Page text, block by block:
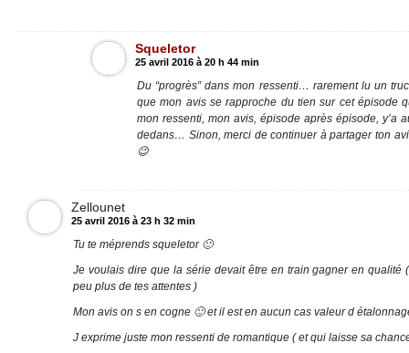
Squeletor
25 avril 2016 à 20 h 44 min
Du “progrès” dans mon ressenti… rarement lu un
que mon avis se rapproche du tien sur cet épisode
mon ressenti, mon avis, épisode après épisode, y’a
dedans… Sinon, merci de continuer à partager ton
😉
Zellounet
25 avril 2016 à 23 h 32 min
Tu te méprends squeletor 🙂
Je voulais dire que la série devait être en train gagner en qualité
peu plus de tes attentes )
Mon avis on s en cogne 🙂 et il est en aucun cas valeur d
J exprime juste mon ressenti de romantique ( et qui laisse sa